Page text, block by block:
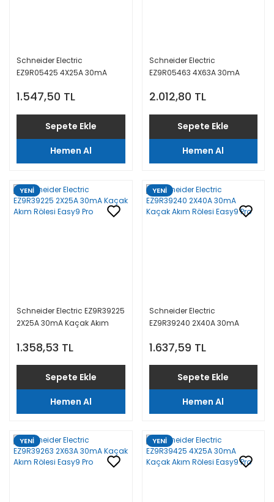
Schneider Electric
EZ9R05425 4X25A 30mA
1.547,50 TL
Sepete Ekle
Hemen Al
Schneider Electric
EZ9R05463 4X63A 30mA
2.012,80 TL
Sepete Ekle
Hemen Al
YENİ
Schneider Electric EZ9R39225
2X25A 30mA Kaçak Akım
1.358,53 TL
Sepete Ekle
Hemen Al
YENİ
Schneider Electric
EZ9R39240 2X40A 30mA
1.637,59 TL
Sepete Ekle
Hemen Al
YENİ YENİ